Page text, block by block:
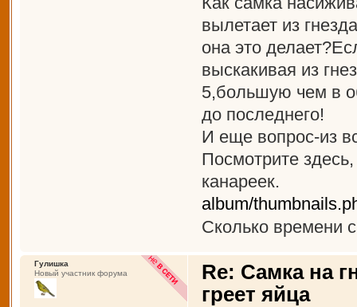
вылетает из
она это
выскакивая из
5,большую чем в
до последнего!
И еще вопрос-из
Посмотрите
канареек.
album/
Сколько времени
Re: Самка на
греет яйца
Гулишка
Новый участник форума